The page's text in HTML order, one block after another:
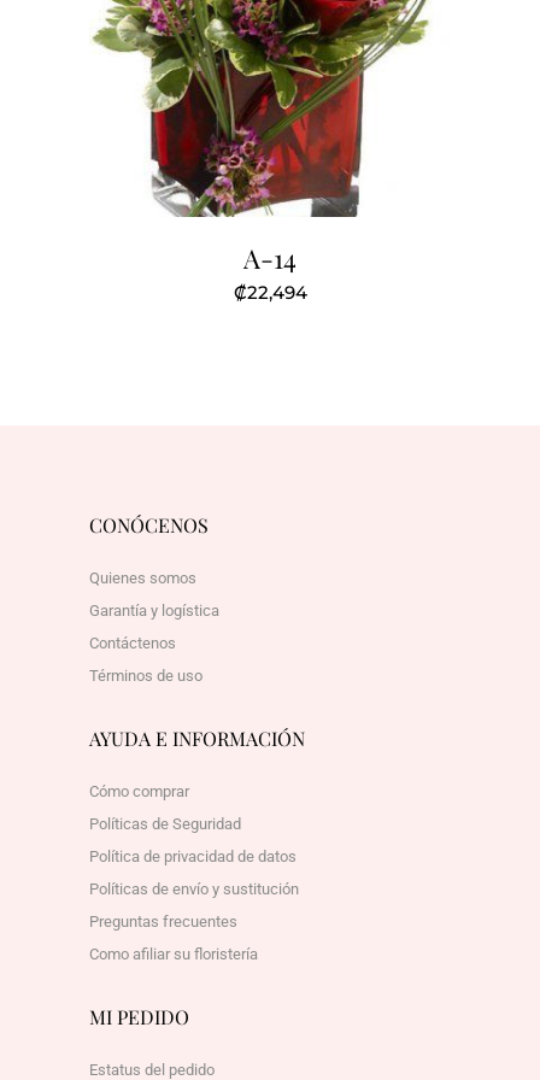
A-14
₡22,494
CONÓCENOS
Quienes somos
Garantía y logística
Contáctenos
Términos de uso
AYUDA E INFORMACIÓN
Cómo comprar
Políticas de Seguridad
Política de privacidad de datos
Políticas de envío y sustitución
Preguntas frecuentes
Como afiliar su floristería
MI PEDIDO
Estatus del pedido